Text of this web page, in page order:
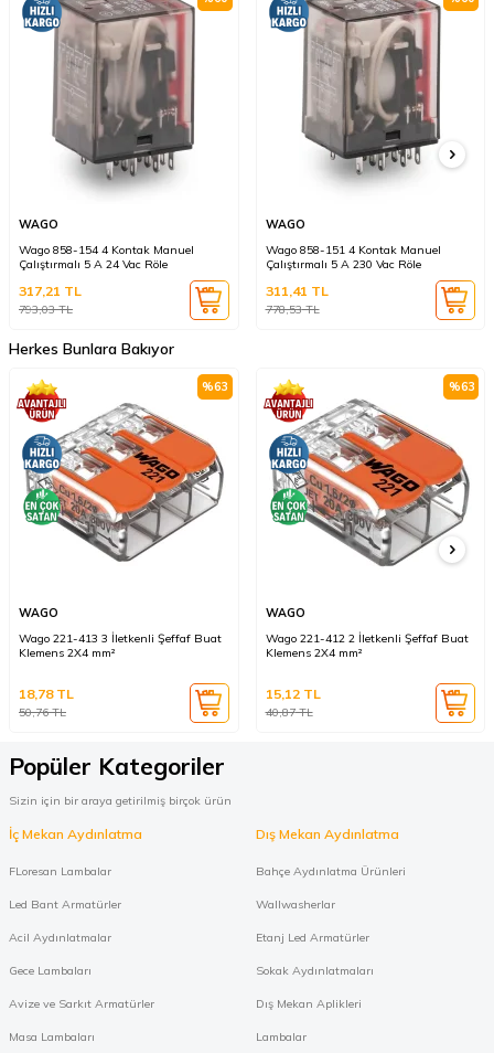
WAGO
Wago 858-154 4 Kontak Manuel
Çalıştırmalı 5 A 24 Vac Röle
793,03TL
317,21 TL
WAGO
Wago 858-151 4 Kontak Manuel
Çalıştırmalı 5 A 230 Vac Röle
778,53TL
311,41 TL
Herkes Bunlara Bakıyor
%63
WAGO
Wago 221-413 3 İletkenli Şeffaf Buat
Klemens 2X4 mm²
50,76TL
18,78TL
%63
WAGO
Wago 221-412 2 İletkenli Şeffaf Buat
Klemens 2X4 mm²
40,87TL
15,12TL
Popüler Kategoriler
Sizin için bir araya getirilmiş birçok ürün
İç Mekan Aydınlatma
FLoresan Lambalar
Led Bant Armatürler
Acil Aydınlatmalar
Gece Lambaları
Avize ve Sarkıt Armatürler
Masa Lambaları
Dış Mekan Aydınlatma
Bahçe Aydınlatma Ürünleri
Wallwasherlar
Etanj Led Armatürler
Sokak Aydınlatmaları
Dış Mekan Aplikleri
Lambalar